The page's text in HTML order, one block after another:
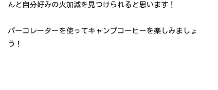
んと自分好みの火加減を見つけられると思います！
パーコレーターを使ってキャンプコーヒーを楽しみましょ
う！